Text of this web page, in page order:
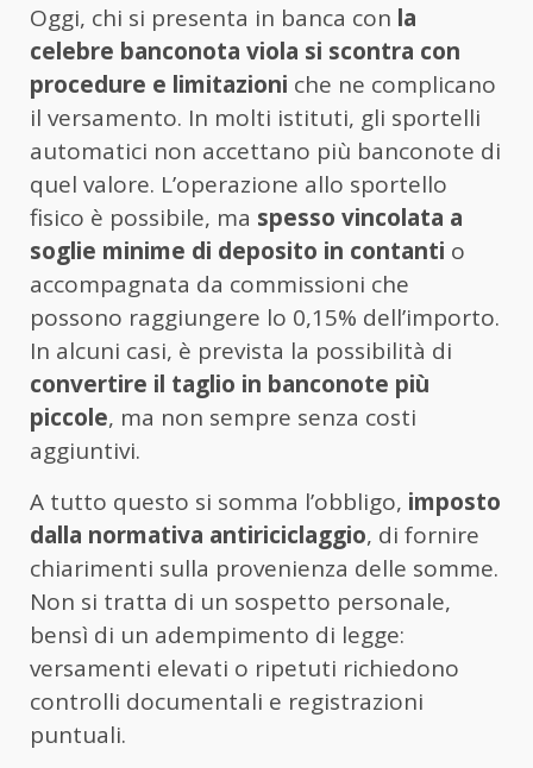
Oggi, chi si presenta in banca con la
celebre banconota viola si scontra con
procedure e limitazioni che ne complicano
il versamento. In molti istituti, gli sportelli
automatici non accettano più banconote di
quel valore. L’operazione allo sportello
fisico è possibile, ma spesso vincolata a
soglie minime di deposito in contanti o
accompagnata da commissioni che
possono raggiungere lo 0,15% dell’importo.
In alcuni casi, è prevista la possibilità di
convertire il taglio in banconote più
piccole, ma non sempre senza costi
aggiuntivi.
A tutto questo si somma l’obbligo, imposto
dalla normativa antiriciclaggio, di fornire
chiarimenti sulla provenienza delle somme.
Non si tratta di un sospetto personale,
bensì di un adempimento di legge:
versamenti elevati o ripetuti richiedono
controlli documentali e registrazioni
puntuali.